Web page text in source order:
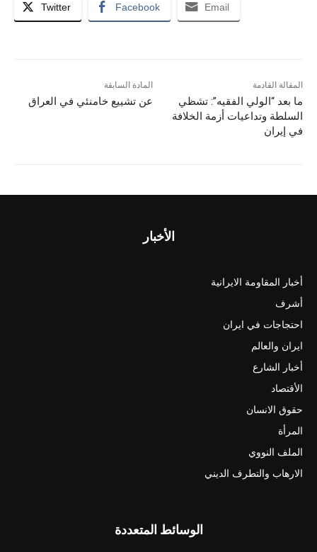
Twitter Facebook Email
المادة السابقة
عن تشييع خامنئي في العراق
المقالة القادمة
ما بعد “الولي الفقيه”: تشظي
السلطة وتداعيات أزمة الخلافة
في إيران
الأخبار
أخبار المقاومة الايرانية
أشرف
احتجاجات في ايران
ايران والعالم
أخبار الشارع
الأقتصاد
حقوق الانسان
المرأة
الملف النووي
الارهاب والتطرف الديني
الوسائط المتعددة